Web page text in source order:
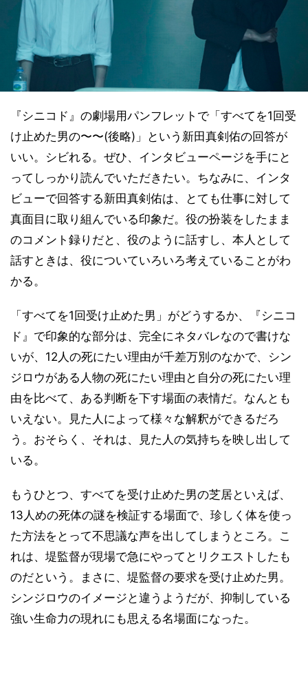
『シニコド』の劇場用パンフレットで「すべてを1回受
け止めた男の〜〜(後略)」という新田真剣佑の回答が
いい。シビれる。ぜひ、インタビューページを手にと
ってしっかり読んでいただきたい。ちなみに、インタ
ビューで回答する新田真剣佑は、とても仕事に対して
真面目に取り組んでいる印象だ。役の扮装をしたまま
のコメント録りだと、役のように話すし、本人として
話すときは、役についていろいろ考えていることがわ
かる。
「すべてを1回受け止めた男」がどうするか、『シニコ
ド』で印象的な部分は、完全にネタバレなので書けな
いが、12人の死にたい理由が千差万別のなかで、シン
ジロウがある人物の死にたい理由と自分の死にたい理
由を比べて、ある判断を下す場面の表情だ。なんとも
いえない。見た人によって様々な解釈ができるだろ
う。おそらく、それは、見た人の気持ちを映し出して
いる。
もうひとつ、すべてを受け止めた男の芝居といえば、
13人めの死体の謎を検証する場面で、珍しく体を使っ
た方法をとって不思議な声を出してしまうところ。こ
れは、堤監督が現場で急にやってとリクエストしたも
のだという。まさに、堤監督の要求を受け止めた男。
シンジロウのイメージと違うようだが、抑制している
強い生命力の現れにも思える名場面になった。